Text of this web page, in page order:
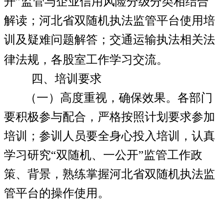
解读；河北省双随机执法监管平台使用培
训及疑难问题解答；交通运输执法相关法
律法规，各股室工作学习交流。
四、培训要求
（一）高度重视，确保效果。 各部门
要积极参与配合，严格按照计划要求参加
培训；参训人员要全身心投入培训，认真
学习研究“双随机、一公开”监管工作政
策、背景，熟练掌握河北省双随机执法监
管平台的操作使用。